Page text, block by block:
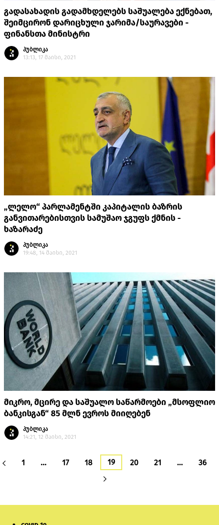
გადასახადის გადამხდელებს საშუალება ექნებათ,
შეიმცირონ დარიცხული ჯარიმა/საურავები -
ფინანსთა მინისტრი
პუბლიკა
13:13, 17 მაისი, 2021
„ლელო“ პარლამენტში კაპიტალის ბაზრის
განვითარებისთვის სამუშაო ჯგუფს ქმნის -
ხაზარაძე
პუბლიკა
19:48, 14 მაისი, 2021
მიკრო, მცირე და საშუალო საწარმოები „მსოფლიო
ბანკისგან“ 85 მლნ ევროს მიიღებენ
პუბლიკა
14:21, 12 მაისი, 2021
1 … 17 18 19 20 21 … 36